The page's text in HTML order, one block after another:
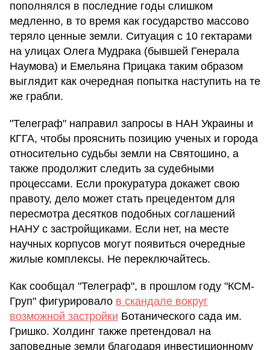
пополнялся в последние годы слишком
медленно, в то время как государство массово
теряло ценные земли. Ситуация с 10 гектарами
на улицах Олега Мудрака (бывшей Генерала
Наумова) и Емельяна Прицака таким образом
выглядит как очередная попытка наступить на те
же грабли.
"Телеграф" направил запросы в НАН Украины и
КГГА, чтобы прояснить позицию ученых и города
относительно судьбы земли на Святошино, а
также продолжит следить за судебными
процессами. Если прокуратура докажет свою
правоту, дело может стать прецедентом для
пересмотра десятков подобных соглашений
НАНУ с застройщиками. Если нет, на месте
научных корпусов могут появиться очередные
жилые комплексы. Не переключайтесь.
Как сообщал "Телеграф", в прошлом году "КСМ-
Груп" фигурировало в скандале вокруг
возможной застройки Ботанического сада им.
Гришко. Холдинг также претендовал на
заповедные земли благодаря инвестиционному